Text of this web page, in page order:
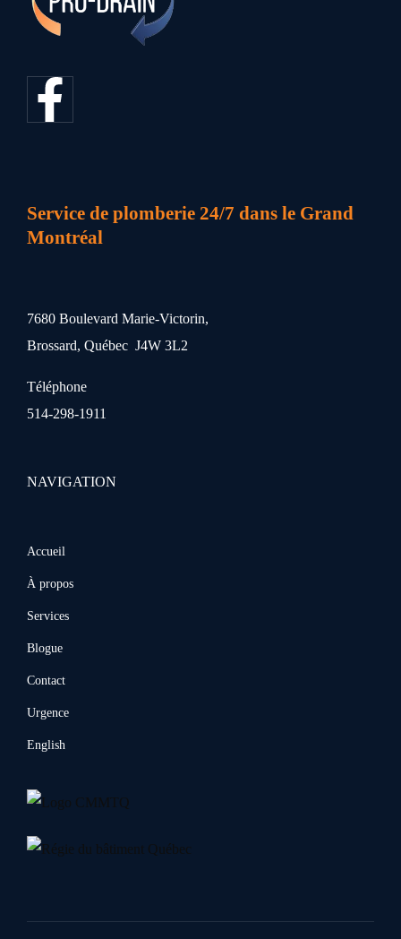
Service de plomberie 24/7 dans le Grand
Montréal
7680 Boulevard Marie-Victorin,
Brossard, Québec J4W 3L2
Téléphone
514-298-1911
NAVIGATION
Accueil
À propos
Services
Blogue
Contact
Urgence
English